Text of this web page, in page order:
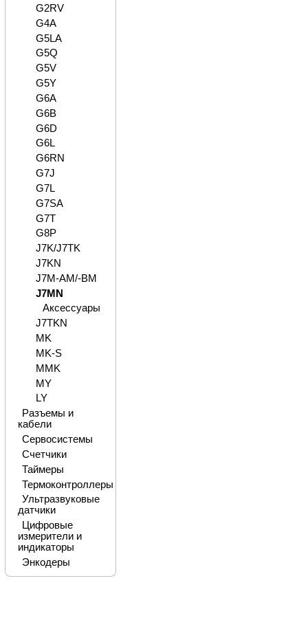
G2RV
G4A
G5LA
G5Q
G5V
G5Y
G6A
G6B
G6D
G6L
G6RN
G7J
G7L
G7SA
G7T
G8P
J7K/J7TK
J7KN
J7M-AM/-BM
J7MN
Аксессуары
J7TKN
MK
MK-S
MMK
MY
LY
Разъемы и
кабели
Сервосистемы
Счетчики
Таймеры
Термоконтроллеры
Ультразвуковые
датчики
Цифровые
измерители и
индикаторы
Энкодеры